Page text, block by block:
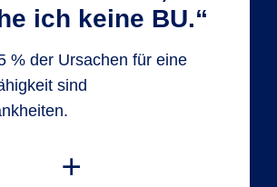
BU-Rente eine
ich keine BU.“
% der Ursachen für eine
sind